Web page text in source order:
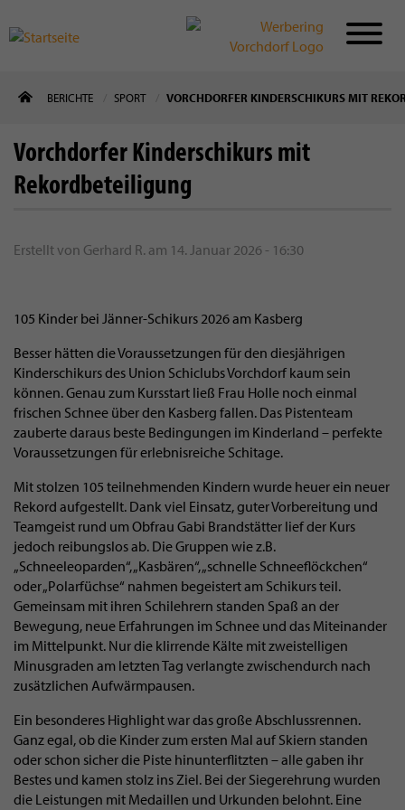
zum
BERICHTE SPORT VORCHDORFER KINDERSCHIKURS MIT
Vorchdorfer Kinderschikurs mit
Rekordbeteiligung
Erstellt von Gerhard R. am 14. Januar 2026 - 16:30
105 Kinder bei Jänner-Schikurs 2026 am Kasberg
Besser hätten die Voraussetzungen für den diesjährigen
Kinderschikurs des Union Schiclubs Vorchdorf kaum sein
können. Genau zum Kursstart ließ Frau Holle noch einmal
frischen Schnee über den Kasberg fallen. Das Pistenteam
zauberte daraus beste Bedingungen im Kinderland – perfekte
Voraussetzungen für erlebnisreiche Schitage.
Mit stolzen 105 teilnehmenden Kindern wurde heuer ein neuer
Rekord aufgestellt. Dank viel Einsatz, guter Vorbereitung und
Teamgeist rund um Obfrau Gabi Brandstätter lief der Kurs
jedoch reibungslos ab. Die Gruppen wie z.B.
„Schneeleoparden“, „Kasbären“, „schnelle Schneeflöckchen“
oder „Polarfüchse“ nahmen begeistert am Schikurs teil.
Gemeinsam mit ihren Schilehrern standen Spaß an der
Bewegung, neue Erfahrungen im Schnee und das Miteinander
im Mittelpunkt. Nur die klirrende Kälte mit zweistelligen
Minusgraden am letzten Tag verlangte zwischendurch nach
zusätzlichen Aufwärmpausen.
Ein besonderes Highlight war das große Abschlussrennen.
Ganz egal, ob die Kinder zum ersten Mal auf Skiern standen
oder schon sicher die Piste hinunterflitzten – alle gaben ihr
Bestes und kamen stolz ins Ziel. Bei der Siegerehrung wurden
die Leistungen mit Medaillen und Urkunden belohnt. Eine